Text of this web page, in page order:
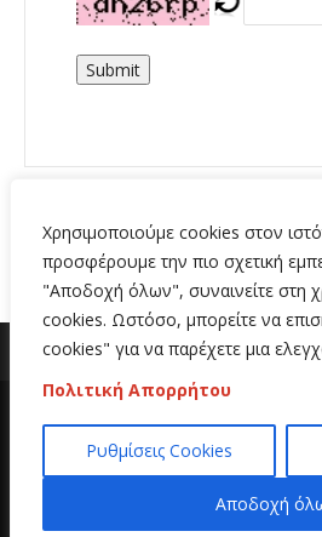
Χρησιμοποιούμε cookies στον
προσφέρουμε την πιο σχετική
"Αποδοχή όλων", συναινείτε στη
cookies. Ωστόσο, μπορείτε να
cookies" για να παρέχετε μια
Πολιτική Απορρήτου
Ρυθμίσεις Cookies
Αποδοχή
Submit
Copyright 2020 | All Rights
ιστοσελίδων